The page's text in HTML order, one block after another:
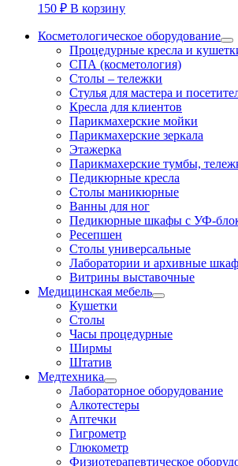
150 ₽ В корзину
Косметологическое оборудование
Процедурные кресла и
СПА (косметология)
Столы – тележки
Стулья для мастера и
Кресла для клиентов
Парикмахерские мойки
Парикмахерские зеркала
Этажерка
Парикмахерские тумбы,
Педикюрные кресла
Столы маникюрные
Ванны для ног
Педикюрные шкафы с УФ-
Ресепшен
Столы универсальные
Лаборатории и архивные
Витрины выставочные
Медицинская мебель
Кушетки
Столы
Часы процедурные
Ширмы
Штатив
Медтехника
Лабораторное оборудование
Алкотестеры
Аптечки
Гигрометр
Глюкометр
Физиотерапевтическое